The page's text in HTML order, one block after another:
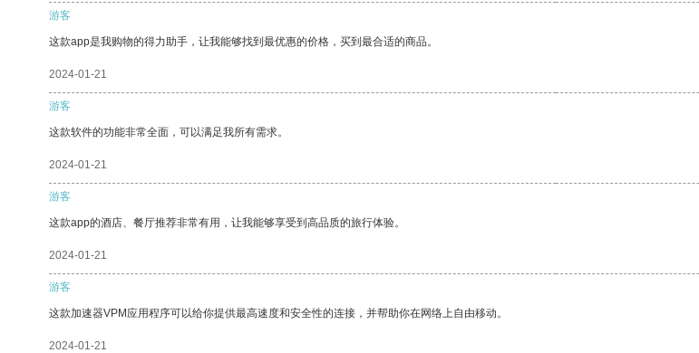
游客
这款app是我购物的得力助手，让我能够找到最优惠的价格，买到最合适的商品。
2024-01-21
游客
这款软件的功能非常全面，可以满足我所有需求。
2024-01-21
游客
这款app的酒店、餐厅推荐非常有用，让我能够享受到高品质的旅行体验。
2024-01-21
游客
这款加速器VPM应用程序可以给你提供最高速度和安全性的连接，并帮助你在网络上自由移动。
2024-01-21